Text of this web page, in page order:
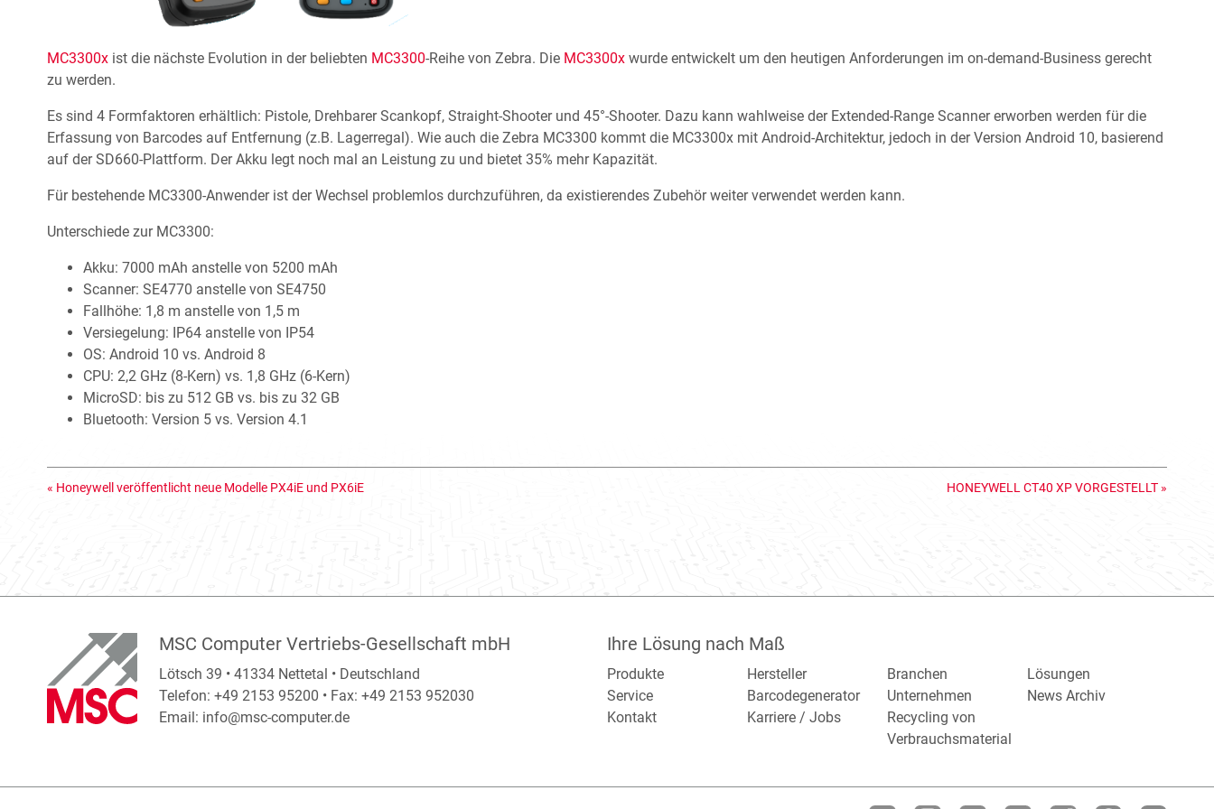
MC3300x ist die nächste Evolution in der beliebten MC3300-Reihe von Zebra. Die MC3300x wurde entwickelt um den heutigen Anforderungen im on-demand-Business gerecht
zu werden.
Es sind 4 Formfaktoren erhältlich: Pistole, Drehbarer Scankopf, Straight-Shooter und 45°-Shooter. Dazu kann wahlweise der Extended-Range Scanner erworben werden für die
Erfassung von Barcodes auf Entfernung (z.B. Lagerregal). Wie auch die Zebra MC3300 kommt die MC3300x mit Android-Architektur, jedoch in der Version Android 10, basierend
auf der SD660-Plattform. Der Akku legt noch mal an Leistung zu und bietet 35% mehr Kapazität.
Für bestehende MC3300-Anwender ist der Wechsel problemlos durchzuführen, da existierendes Zubehör weiter verwendet werden kann.
Unterschiede zur MC3300:
Akku: 7000 mAh anstelle von 5200 mAh
Scanner: SE4770 anstelle von SE4750
Fallhöhe: 1,8 m anstelle von 1,5 m
Versiegelung: IP64 anstelle von IP54
OS: Android 10 vs. Android 8
CPU: 2,2 GHz (8-Kern) vs. 1,8 GHz (6-Kern)
MicroSD: bis zu 512 GB vs. bis zu 32 GB
Bluetooth: Version 5 vs. Version 4.1
« Honeywell veröffentlicht neue Modelle PX4iE und PX6iE HONEYWELL CT40 XP VORGESTELLT »
MSC Computer Vertriebs-Gesellschaft mbH
Lötsch 39 • 41334 Nettetal • Deutschland
Telefon: +49 2153 95200 • Fax: +49 2153 952030
Email: info@msc-computer.de
Ihre Lösung nach Maß
Produkte Hersteller Branchen
Lösungen
Service
Barcodegenerator Unternehmen
News Archiv
Kontakt
Karriere / Jobs
Recycling von
Verbrauchsmaterial